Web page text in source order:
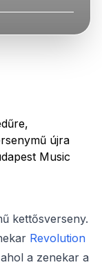
újra
Music
kettősverseny.
Revolution
a zenekar a